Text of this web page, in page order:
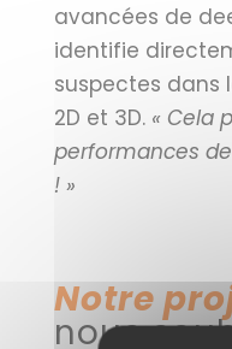
avancées de
identifie
suspectes dans
2D et 3D. « Cela
performances
! »
Notre
nous